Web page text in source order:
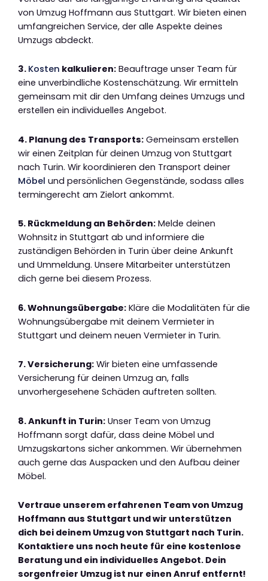
von Umzug Hoffmann aus Stuttgart. Wir bieten einen
umfangreichen Service, der alle Aspekte deines
Umzugs abdeckt.
3. Kosten kalkulieren: Beauftrage unser Team für
eine unverbindliche Kostenschätzung. Wir ermitteln
gemeinsam mit dir den Umfang deines Umzugs und
erstellen ein individuelles Angebot.
4. Planung des Transports: Gemeinsam erstellen
wir einen Zeitplan für deinen Umzug von Stuttgart
nach Turin. Wir koordinieren den Transport deiner
Möbel und persönlichen Gegenstände, sodass alles
termingerecht am Zielort ankommt.
5. Rückmeldung an Behörden: Melde deinen
Wohnsitz in Stuttgart ab und informiere die
zuständigen Behörden in Turin über deine Ankunft
und Ummeldung. Unsere Mitarbeiter unterstützen
dich gerne bei diesem Prozess.
6. Wohnungsübergabe: Kläre die Modalitäten für die
Wohnungsübergabe mit deinem Vermieter in
Stuttgart und deinem neuen Vermieter in Turin.
7. Versicherung: Wir bieten eine umfassende
Versicherung für deinen Umzug an, falls
unvorhergesehene Schäden auftreten sollten.
8. Ankunft in Turin: Unser Team von Umzug
Hoffmann sorgt dafür, dass deine Möbel und
Umzugskartons sicher ankommen. Wir übernehmen
auch gerne das Auspacken und den Aufbau deiner
Möbel.
Vertraue unserem erfahrenen Team von Umzug
Hoffmann aus Stuttgart und wir unterstützen
dich bei deinem Umzug von Stuttgart nach Turin.
Kontaktiere uns noch heute für eine kostenlose
Beratung und ein individuelles Angebot. Dein
sorgenfreier Umzug ist nur einen Anruf entfernt!